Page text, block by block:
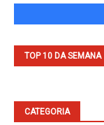
TOP 10 DA SEMANA
CATEGORIA